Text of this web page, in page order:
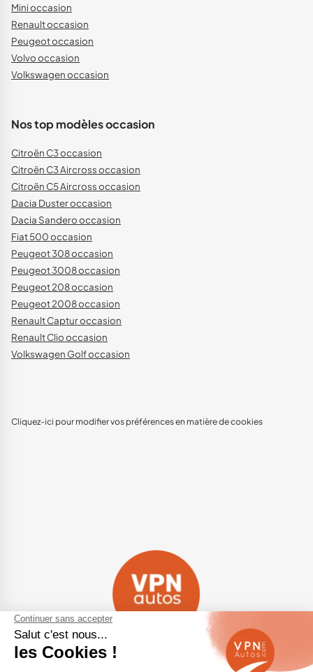
Mini occasion
Renault occasion
Peugeot occasion
Volvo occasion
Volkswagen occasion
Nos top modèles occasion
Citroën C3 occasion
Citroën C3 Aircross occasion
Citroën C5 Aircross occasion
Dacia Duster occasion
Dacia Sandero occasion
Fiat 500 occasion
Peugeot 308 occasion
Peugeot 3008 occasion
Peugeot 208 occasion
Peugeot 2008 occasion
Renault Captur occasion
Renault Clio occasion
Volkswagen Golf occasion
Cliquez-ici pour modifier vos préférences en matière de cookies
Navigation